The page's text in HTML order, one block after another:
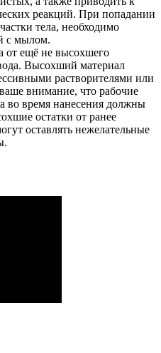
реакций. При попадании
тела, необходимо
с мылом.
от ещё не высохшего
Высохший материал
растворителями или
внимание, что рабочие
во время нанесения должны
остатки от ранее
оставлять нежелательные